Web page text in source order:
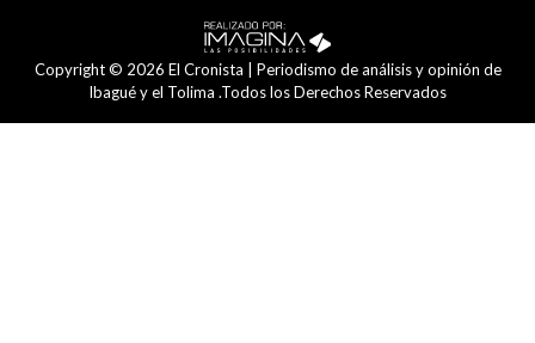
Copyright © 2026 El Cronista | Periodismo de análisis y opinión de
Ibagué y el Tolima .Todos los Derechos Reservados